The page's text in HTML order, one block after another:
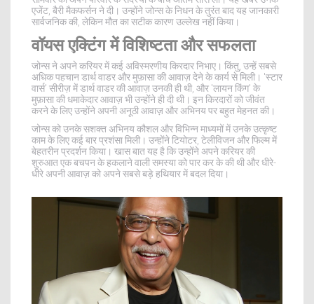
एजेंट, बैरी मैकफर्सन ने दी। उन्होंने जोन्स के निधन के तुरंत बाद यह जानकारी
सार्वजनिक की, लेकिन मौत का सटीक कारण उल्लेख नहीं किया।
वॉयस एक्टिंग में विशिष्टता और सफलता
जोन्स ने अपने करियर में कई अविस्मरणीय किरदार निभाए। किंतु, उन्हें सबसे
अधिक पहचान डार्थ वाडर और मुफ़ासा की आवाज़ देने के कार्य से मिली। 'स्टार
वार्स' सीरीज़ में डार्थ वाडर की आवाज़ उनकी ही थी, और 'लायन किंग' के
मुफ़ासा की धमाकेदार आवाज़ भी उन्होंने ही दी थी। इन किरदारों को जीवंत
करने के लिए उन्होंने अपनी अनूठी आवाज़ और अभिनय पर बहुत मेहनत की।
जोन्स को उनके सशक्त अभिनय कौशल और विभिन्न माध्यमों में उनके उत्कृष्ट
काम के लिए कई बार प्रशंसा मिली। उन्होंने टियोटर, टेलीविजन और फिल्म में
बेहतरीन प्रदर्शन किया। खास बात यह है कि उन्होंने अपने करियर की
शुरुआत एक बचपन के हकलाने वाली समस्या को पार कर के की थी और धीरे-
धीरे अपनी आवाज़ को अपने सबसे बड़े हथियार में बदल दिया।